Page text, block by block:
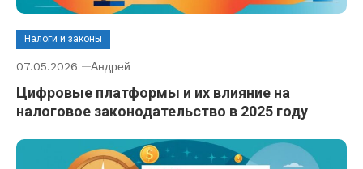
Налоги и законы
07.05.2026 Андрей
Цифровые платформы и их влияние на
налоговое законодательство в 2025 году